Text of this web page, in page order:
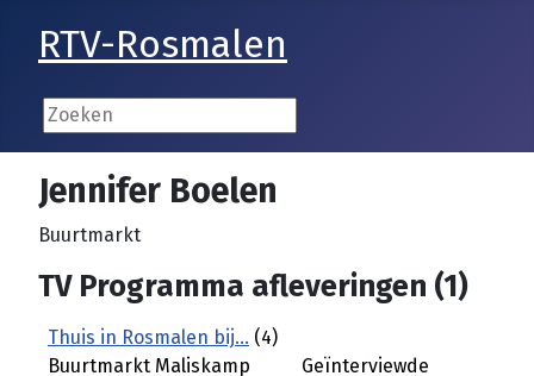
RTV-Rosmalen
Jennifer Boelen
Buurtmarkt
TV Programma afleveringen (1)
Thuis in Rosmalen bij... (4)
Buurtmarkt Maliskamp
Geïnterviewde